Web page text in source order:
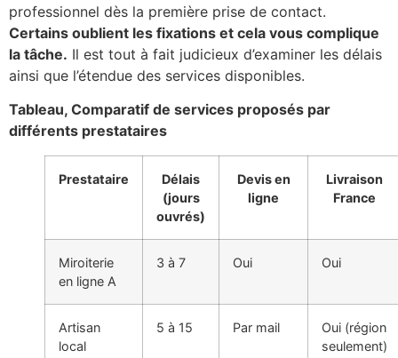
professionnel dès la première prise de contact.
Certains oublient les fixations et cela vous complique
la tâche. Il est tout à fait judicieux d’examiner les délais
ainsi que l’étendue des services disponibles.
Tableau, Comparatif de services proposés par
différents prestataires
Prestataire
Délais
(jours
ouvrés)
Devis en
ligne
Livraison
France
Miroiterie
en ligne A
3 à 7 Oui Oui
Artisan
local
5 à 15 Par mail
Oui (région
seulement)